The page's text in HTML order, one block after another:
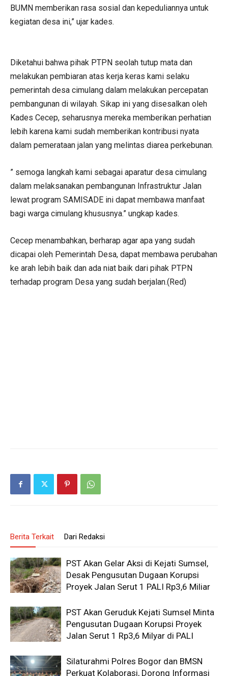
BUMN memberikan rasa sosial dan kepeduliannya untuk
kegiatan desa ini,” ujar kades.
Diketahui bahwa pihak PTPN seolah tutup mata dan
melakukan pembiaran atas kerja keras kami selaku
pemerintah desa cimulang dalam melakukan percepatan
pembangunan di wilayah. Sikap ini yang disesalkan oleh
Kades Cecep, seharusnya mereka memberikan perhatian
lebih karena kami sudah memberikan kontribusi nyata
dalam pemerataan jalan yang melintas diarea perkebunan.
” semoga langkah kami sebagai aparatur desa cimulang
dalam melaksanakan pembangunan Infrastruktur Jalan
lewat program SAMISADE ini dapat membawa manfaat
bagi warga cimulang khususnya.” ungkap kades.
Cecep menambahkan, berharap agar apa yang sudah
dicapai oleh Pemerintah Desa, dapat membawa perubahan
ke arah lebih baik dan ada niat baik dari pihak PTPN
terhadap program Desa yang sudah berjalan.(Red)
Berita Terkait Dari Redaksi
PST Akan Gelar Aksi di Kejati Sumsel,
Desak Pengusutan Dugaan Korupsi
Proyek Jalan Serut 1 PALI Rp3,6 Miliar
PST Akan Geruduk Kejati Sumsel Minta
Pengusutan Dugaan Korupsi Proyek
Jalan Serut 1 Rp3,6 Milyar di PALI
Silaturahmi Polres Bogor dan BMSN
Perkuat Kolaborasi, Dorong Informasi